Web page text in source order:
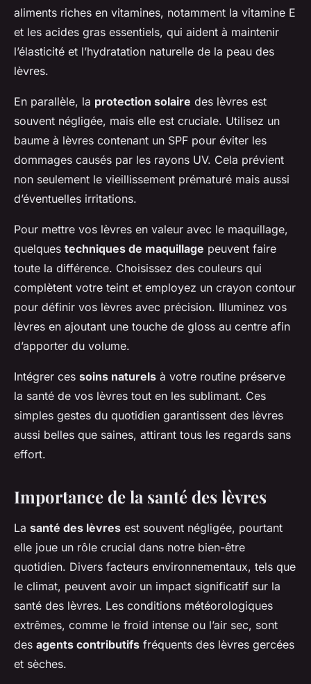
aliments riches en vitamines, notamment la vitamine E
et les acides gras essentiels, qui aident à maintenir
l’élasticité et l’hydratation naturelle de la peau des
lèvres.
En parallèle, la protection solaire des lèvres est
souvent négligée, mais elle est cruciale. Utilisez un
baume à lèvres contenant un SPF pour éviter les
dommages causés par les rayons UV. Cela prévient
non seulement le vieillissement prématuré mais aussi
d’éventuelles irritations.
Pour mettre vos lèvres en valeur avec le maquillage,
quelques techniques de maquillage peuvent faire
toute la différence. Choisissez des couleurs qui
complètent votre teint et employez un crayon contour
pour définir vos lèvres avec précision. Illuminez vos
lèvres en ajoutant une touche de gloss au centre afin
d’apporter du volume.
Intégrer ces soins naturels à votre routine préserve
la santé de vos lèvres tout en les sublimant. Ces
simples gestes du quotidien garantissent des lèvres
aussi belles que saines, attirant tous les regards sans
effort.
Importance de la santé des lèvres
La santé des lèvres est souvent négligée, pourtant
elle joue un rôle crucial dans notre bien-être
quotidien. Divers facteurs environnementaux, tels que
le climat, peuvent avoir un impact significatif sur la
santé des lèvres. Les conditions météorologiques
extrêmes, comme le froid intense ou l’air sec, sont
des agents contributifs fréquents des lèvres gercées
et sèches.